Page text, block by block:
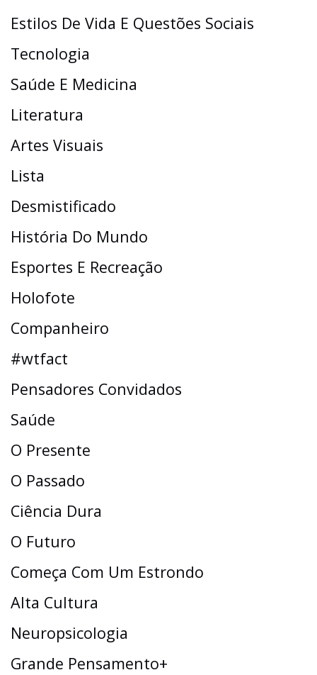
Estilos De Vida E Questões Sociais
Tecnologia
Saúde E Medicina
Literatura
Artes Visuais
Lista
Desmistificado
História Do Mundo
Esportes E Recreação
Holofote
Companheiro
#wtfact
Pensadores Convidados
Saúde
O Presente
O Passado
Ciência Dura
O Futuro
Começa Com Um Estrondo
Alta Cultura
Neuropsicologia
Grande Pensamento+